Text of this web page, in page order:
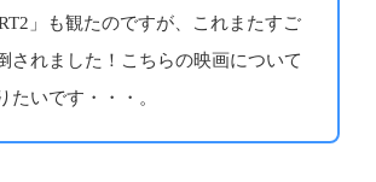
」も観たのですが、これまたすご
されました！こちらの映画について
たいです・・・。